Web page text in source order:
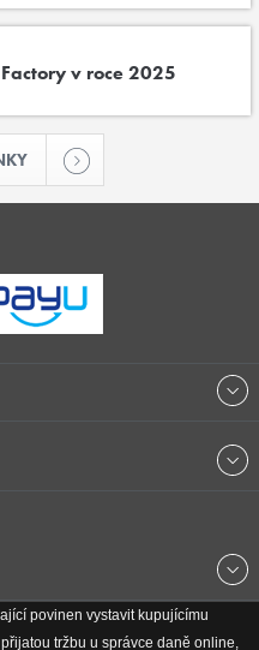
v roce 2025
povinen vystavit kupujícímu
tržbu u správce daně online,